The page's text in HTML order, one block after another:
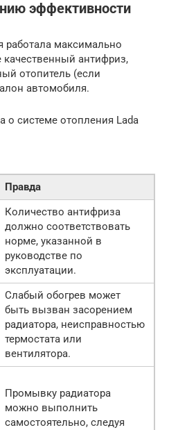
эффективности
работала максимально
антифриз,
отопитель (если
автомобиля.
системе отопления Lada
Правда
Количество антифриза
должно соответствовать
норме, указанной в
руководстве по
эксплуатации.
Слабый обогрев может
быть вызван засорением
радиатора, неисправностью
термостата или
вентилятора.
Промывку радиатора
можно выполнить
самостоятельно, следуя